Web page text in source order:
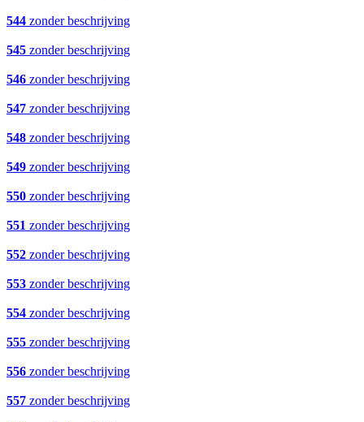
544 zonder beschrijving
545 zonder beschrijving
546 zonder beschrijving
547 zonder beschrijving
548 zonder beschrijving
549 zonder beschrijving
550 zonder beschrijving
551 zonder beschrijving
552 zonder beschrijving
553 zonder beschrijving
554 zonder beschrijving
555 zonder beschrijving
556 zonder beschrijving
557 zonder beschrijving